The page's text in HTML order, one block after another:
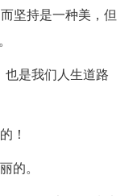
坚持是一种美，但
是我们人生道路
！
的。